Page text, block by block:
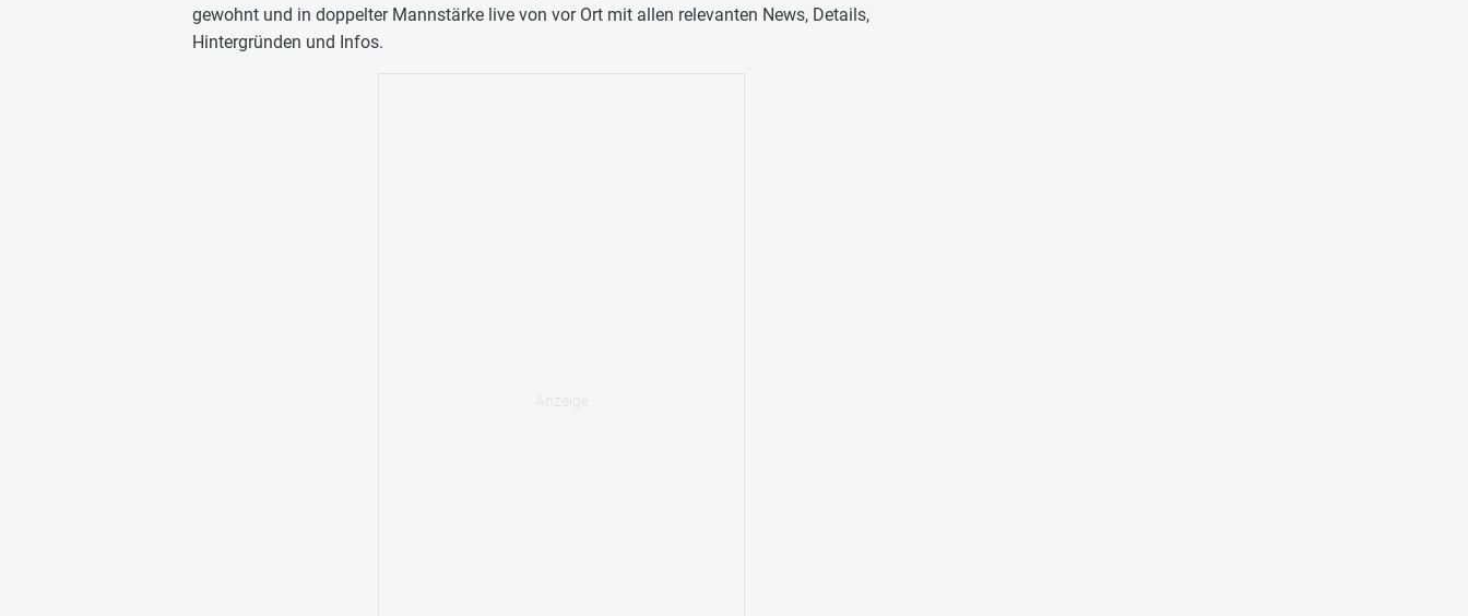
gewohnt und in doppelter Mannstärke live von vor Ort mit allen relevanten News, Details,
Hintergründen und Infos.